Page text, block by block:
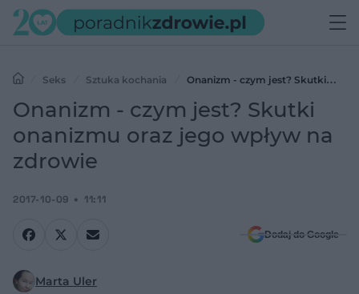
Seks Sztuka kochania
Onanizm - czym jest? Skutki
onanizmu oraz jego wpływ na zdrowie
Onanizm - czym jest? Skutki
onanizmu oraz jego wpływ na
zdrowie
2017-10-09 11:11
Dodaj do Google
Marta Uler